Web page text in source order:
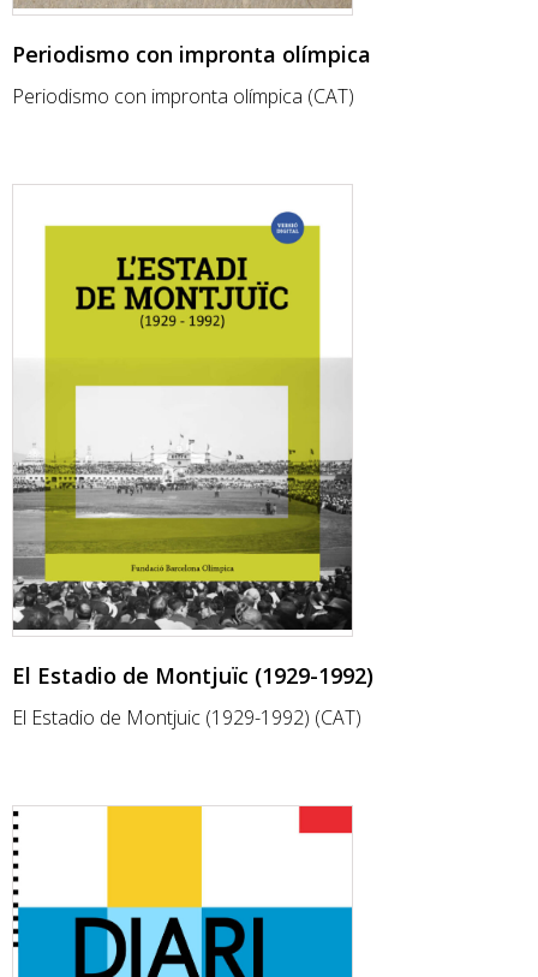
Periodismo con impronta olímpica
Periodismo con impronta olímpica (CAT)
El Estadio de Montjuïc (1929-1992)
El Estadio de Montjuic (1929-1992) (CAT)